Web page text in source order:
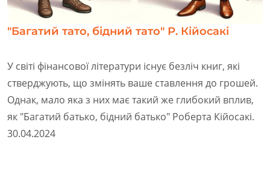
"Багатий тато, бідний тато" Р. Кійосакі
У світі фінансової літератури існує безліч книг, які
стверджують, що змінять ваше ставлення до грошей.
Однак, мало яка з них має такий же глибокий вплив,
як "Багатий батько, бідний батько" Роберта Кійосакі.
30.04.2024